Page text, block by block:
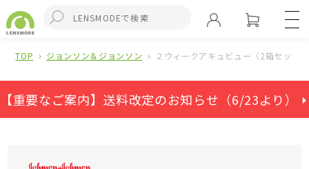
TOP ジョンソン＆ジョンソン ２ウィークアキュビュー（2箱セット）
【重要なご案内】送料改定のお知らせ（6/23より） ⏵